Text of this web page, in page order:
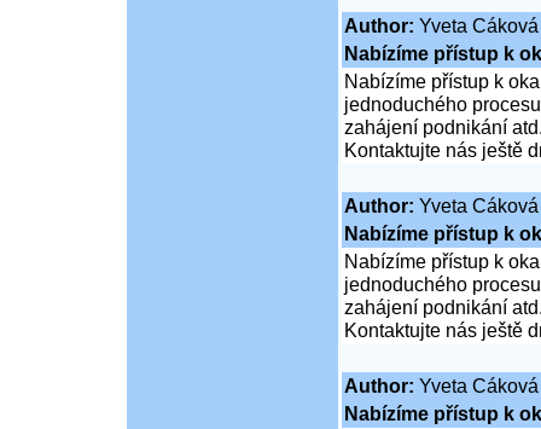
Author: Yveta Cáková
Nabízíme přístup k
Nabízíme přístup k
jednoduchého
zahájení podnikání
Kontaktujte nás ještě
Author: Yveta Cáková
Nabízíme přístup k
Nabízíme přístup k
jednoduchého
zahájení podnikání
Kontaktujte nás ještě
Author: Yveta Cáková
Nabízíme přístup k